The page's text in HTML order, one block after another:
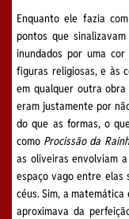
Enquanto ele fazia
pontos que
inundados por uma
figuras religiosas, e às
em qualquer outra
eram justamente por
do que as formas, o
como Procissão da
as oliveiras envolviam
espaço vago entre elas
céus. Sim, a
aproximava da